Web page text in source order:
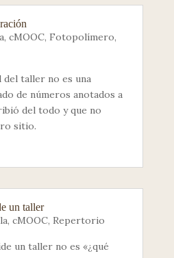
, cMOOC, Fotopolímero,
taller no es una
de números anotados a
del todo y que no
sitio.
un taller
, cMOOC, Repertorio
un taller no es «¿qué